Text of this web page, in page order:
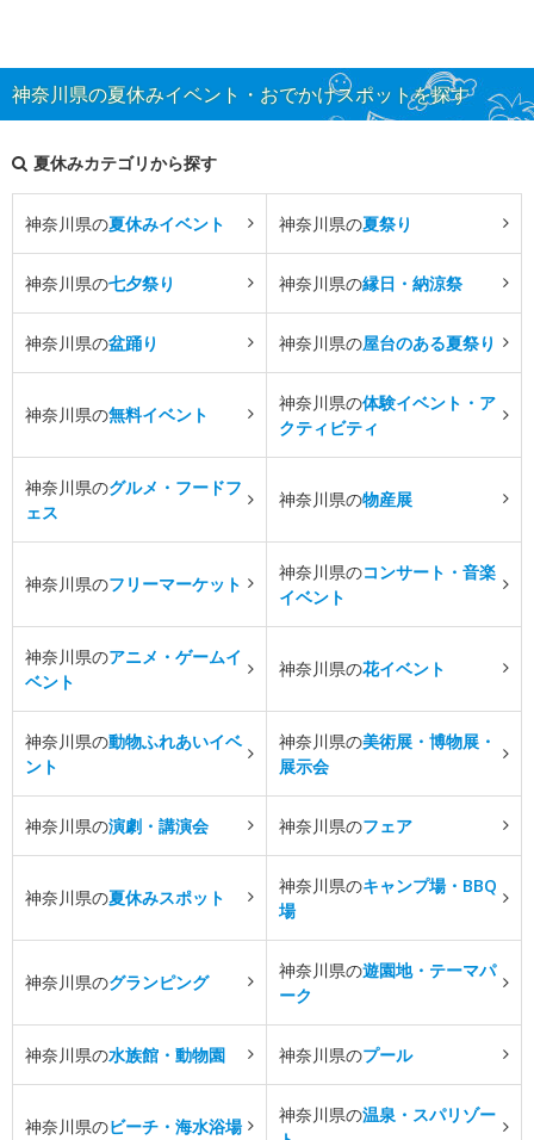
神奈川県の夏休みイベント・おでかけスポットを探す
夏休みカテゴリから探す
神奈川県の夏休みイベント 神奈川県の夏祭り
神奈川県の七夕祭り 神奈川県の縁日・納涼祭
神奈川県の盆踊り 神奈川県の屋台のある夏祭り
神奈川県の無料イベント
神奈川県の体験イベント・ア
クティビティ
神奈川県のグルメ・フードフ
ェス
神奈川県の物産展
神奈川県のフリーマーケット
神奈川県のコンサート・音楽
イベント
神奈川県のアニメ・ゲームイ
ベント
神奈川県の花イベント
神奈川県の動物ふれあいイベ
ント
神奈川県の美術展・博物展・
展示会
神奈川県の演劇・講演会 神奈川県のフェア
神奈川県の夏休みスポット
神奈川県のキャンプ場・BBQ
場
神奈川県のグランピング
神奈川県の遊園地・テーマパ
ーク
神奈川県の水族館・動物園 神奈川県のプール
神奈川県のビーチ・海水浴場
神奈川県の温泉・スパリゾー